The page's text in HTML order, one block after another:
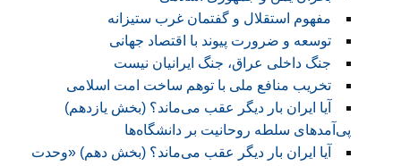
مفهوم استقلال و گفتمان غرب ستیزانه
توسعه و ضرورت پیوند با اقتصاد جهانی
جنگ داخلی عراق، جنگ ایرانیان نیست
تخریب منافع ملی با توهم ساخت امت اسلامی
آیا ایران بار دیگر عقب می‌ماند؟ (بخش یازدهم)
پی‌آمد‌های سلطه روحانیت بر دانشگاه‌ها
آیا ایران بار دیگر عقب می‌ماند؟ (بخش دهم) «وحدت